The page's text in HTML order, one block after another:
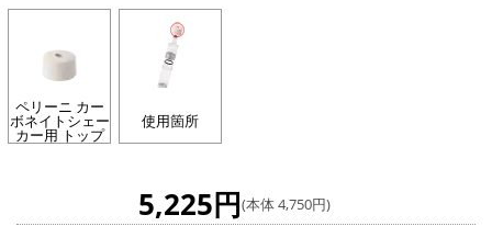
ペリーニ カー
ボネイトシェー
カー用 トップ
使用箇所
5,225円(本体 4,750円)